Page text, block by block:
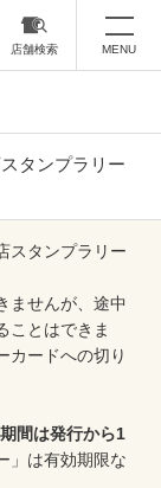
店舗検索 MENU
タンプラリー
スタンプラリー
ませんが、途中
ことはできま
カードへの切り
間は発行から1
」は有効期限な